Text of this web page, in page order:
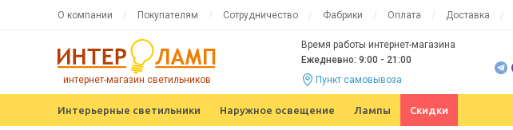
О компании Покупателям Сотрудничество Фабрики Оплата Доставка
интернет-магазин светильников
Время работы интернет-магазина
Ежедневно: 9:00 - 21:00
Пункт самовывоза
Интерьерные светильники Наружное освещение Лампы Скидки